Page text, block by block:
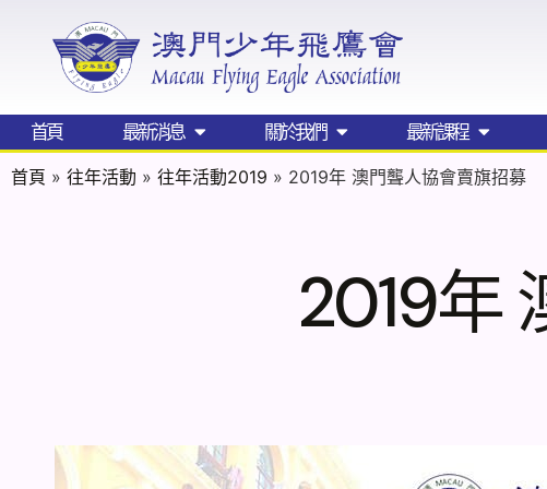
首頁 最新消息 關於我們 最新課程
首頁 » 往年活動 » 往年活動2019 » 2019年 澳門聾人協會賣旗招募
2019年